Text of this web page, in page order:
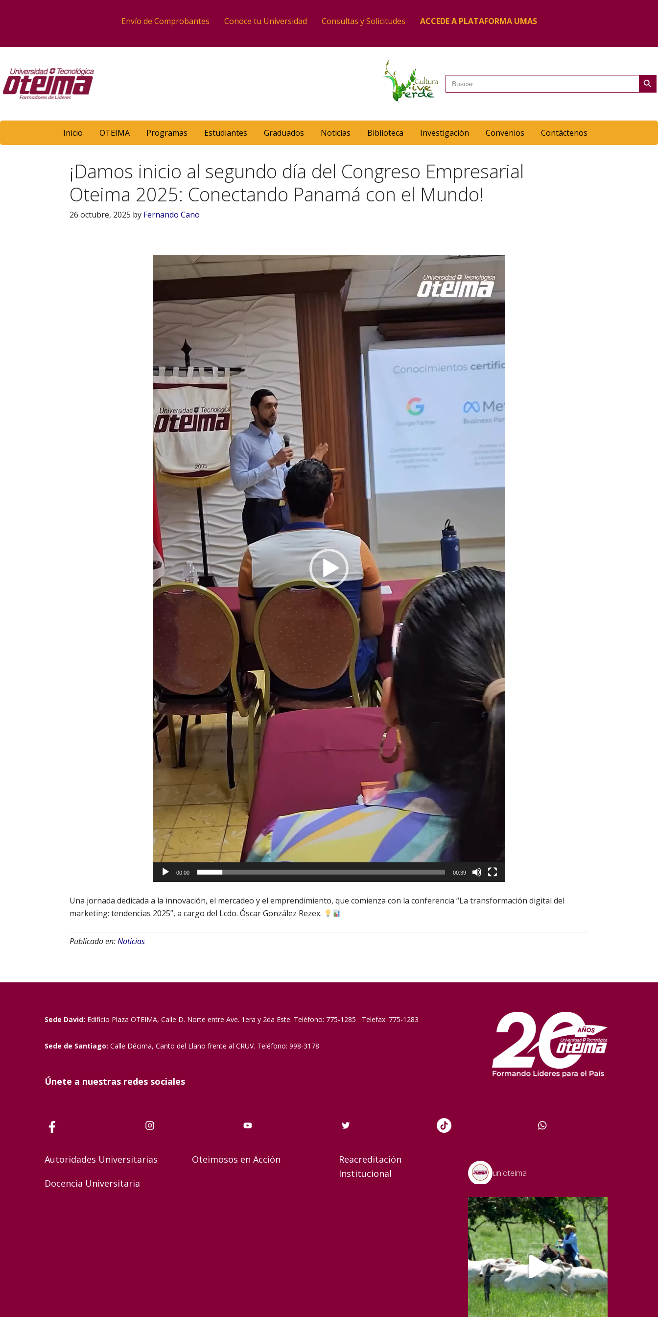
Envío de Comprobantes Conoce tu Universidad Consultas y Solicitudes ACCEDE A PLATAFORMA UMAS
Buscar: Botón de
Inicio OTEIMA Programas Estudiantes Graduados Noticias Biblioteca Investigación Convenios Contáctenos
¡Damos inicio al segundo día del Congreso Empresarial
Oteima 2025: Conectando Panamá con el Mundo!
26 octubre, 2025 by Fernando Cano
Reproductor
de
vídeo
00:00 00:39
Una jornada dedicada a la innovación, el mercadeo y el emprendimiento, que comienza con la conferencia “La transformación digital del
marketing: tendencias 2025”, a cargo del Lcdo. Óscar González Rezex.
Publicado en:Noticias
Sede David: Edificio Plaza OTEIMA, Calle D. Norte entre Ave. 1era y 2da Este. Teléfono: 775-1285 Telefax: 775-1283
Sede de Santiago: Calle Décima, Canto del Llano frente al CRUV. Teléfono: 998-3178
Únete a nuestras redes sociales
Autoridades Universitarias
Docencia Universitaria
Oteimosos en Acción
Reacreditación
Institucional
unioteima